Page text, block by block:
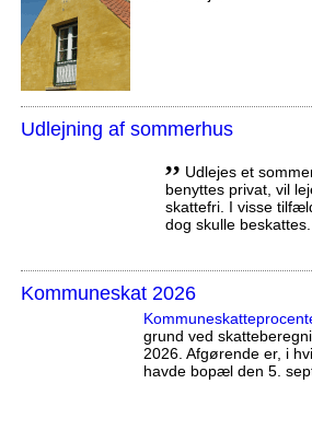
Udlejning af sommerhus
,, Udlejes et
benyttes privat, vil
skattefri. I visse
dog skulle beskattes.
Kommuneskat 2026
grund ved
2026. Afgørende er, i
havde bopæl den 5.